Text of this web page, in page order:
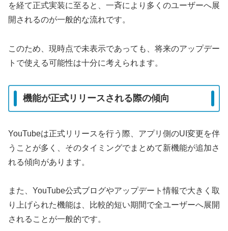
を経て正式実装に至ると、一斉により多くのユーザーへ展
開されるのが一般的な流れです。
このため、現時点で未表示であっても、将来のアップデー
トで使える可能性は十分に考えられます。
機能が正式リリースされる際の傾向
YouTubeは正式リリースを行う際、アプリ側のUI変更を伴
うことが多く、そのタイミングでまとめて新機能が追加さ
れる傾向があります。
また、YouTube公式ブログやアップデート情報で大きく取
り上げられた機能は、比較的短い期間で全ユーザーへ展開
されることが一般的です。